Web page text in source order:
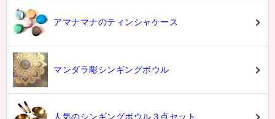
アマナマナのティンシャケース
マンダラ彫シンギングボウル
人気のシンギングボウル３点セット